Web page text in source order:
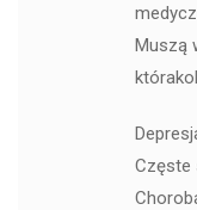
Muszą
Częste